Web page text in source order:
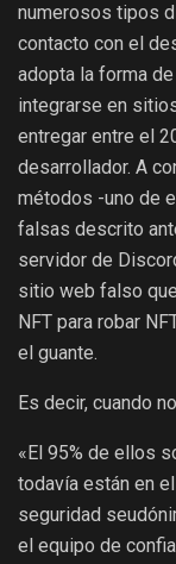
numerosos tipos
contacto con el
adopta la forma
integrarse en
entregar entre el
desarrollador. A
métodos -uno de
falsas descrito
servidor de
sitio web falso
NFT para robar
el guante.
Es decir, cuando
«El 95% de ellos
todavía están en
seguridad
el equipo de